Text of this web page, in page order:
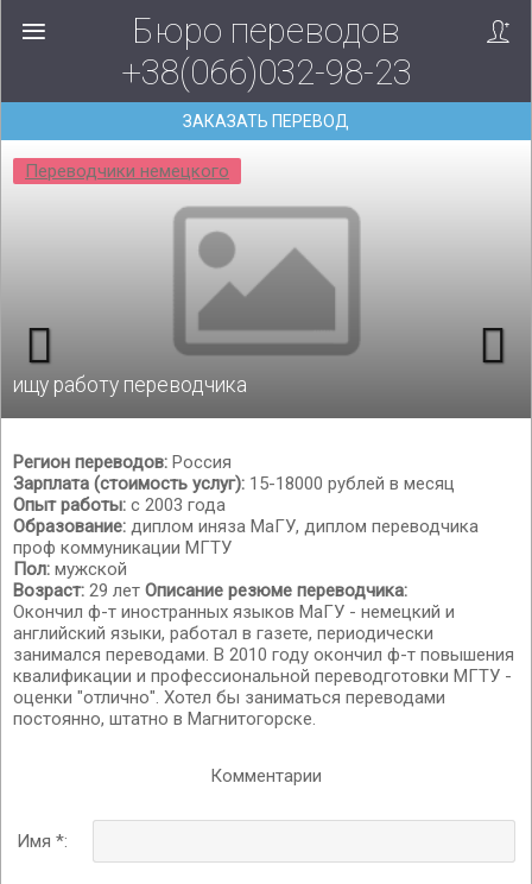
Бюро переводов
+38(066)032-98-23
ЗАКАЗАТЬ ПЕРЕВОД
Переводчики немецкого
ищу работу переводчика
Регион переводов: Россия
Зарплата (стоимость услуг): 15-18000 рублей в месяц
Опыт работы: с 2003 года
Образование: диплом иняза МаГУ, диплом переводчика
проф коммуникации МГТУ
Пол: мужской
Возраст: 29 лет Описание резюме переводчика:
Окончил ф-т иностранных языков МаГУ - немецкий и
английский языки, работал в газете, периодически
занимался переводами. В 2010 году окончил ф-т повышения
квалификации и профессиональной переводготовки МГТУ -
оценки "отлично". Хотел бы заниматься переводами
постоянно, штатно в Магнитогорске.
Комментарии
Имя *: